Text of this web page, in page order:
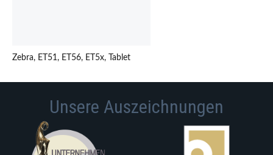
Zebra, ET51, ET56, ET5x, Tablet
Unsere Auszeichnungen